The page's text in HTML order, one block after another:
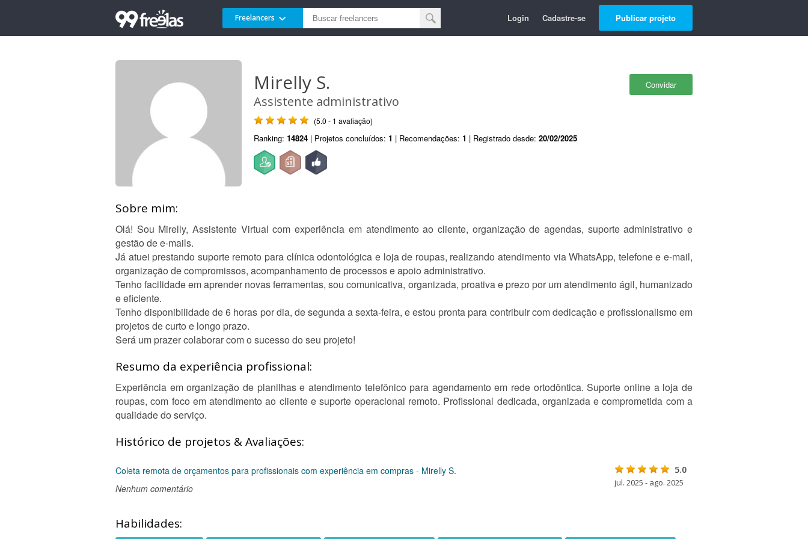
Freelancers Login Cadastre-se Publicar projeto
Convidar
Mirelly S.
Assistente administrativo
(5.0 - 1 avaliação)
Ranking: 14824 | Projetos concluídos: 1 | Recomendações: 1 | Registrado desde: 20/02/2025
Sobre mim:
Olá! Sou Mirelly, Assistente Virtual com experiência em atendimento ao cliente, organização de agendas, suporte administrativo e
gestão de e-mails.
Já atuei prestando suporte remoto para clínica odontológica e loja de roupas, realizando atendimento via WhatsApp, telefone e e-mail,
organização de compromissos, acompanhamento de processos e apoio administrativo.
Tenho facilidade em aprender novas ferramentas, sou comunicativa, organizada, proativa e prezo por um atendimento ágil, humanizado
e eficiente.
Tenho disponibilidade de 6 horas por dia, de segunda a sexta-feira, e estou pronta para contribuir com dedicação e profissionalismo em
projetos de curto e longo prazo.
Será um prazer colaborar com o sucesso do seu projeto!
Resumo da experiência profissional:
Experiência em organização de planilhas e atendimento telefônico para agendamento em rede ortodôntica. Suporte online a loja de
roupas, com foco em atendimento ao cliente e suporte operacional remoto. Profissional dedicada, organizada e comprometida com a
qualidade do serviço.
Histórico de projetos & Avaliações:
Coleta remota de orçamentos para profissionais com experiência em compras - Mirelly S.
Nenhum comentário
5.0
jul. 2025 - ago. 2025
Habilidades: